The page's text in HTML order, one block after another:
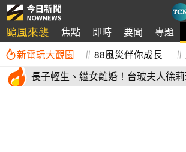
颱風來襲 焦點 即時 要聞 專題
新電玩大觀園 88風災伴你成長
長子輕生、繼女離婚！台玻夫人徐